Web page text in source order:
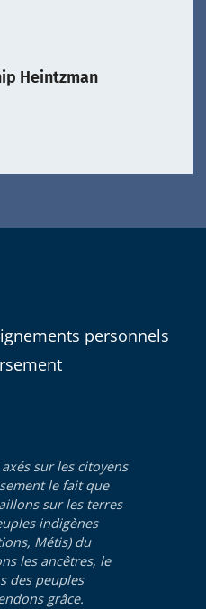
Heintzman
personnels
sur les citoyens
le fait que
sur les terres
indigènes
Métis) du
les ancêtres, le
des peuples
grâce.